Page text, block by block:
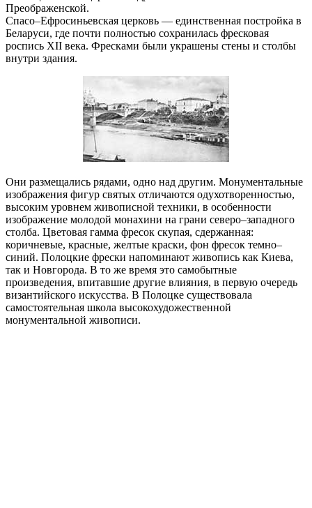
Преображенской.
Спасо–Ефросиньевская церковь — единственная постройка в
Беларуси, где почти полностью сохранилась фресковая
роспись XII века. Фресками были украшены стены и столбы
внутри здания.
Они размещались рядами, одно над другим. Монументальные
изображения фигур святых отличаются одухотворенностью,
высоким уровнем живописной техники, в особенности
изображение молодой монахини на грани северо–западного
столба. Цветовая гамма фресок скупая, сдержанная:
коричневые, красные, желтые краски, фон фресок темно–
синий. Полоцкие фрески напоминают живопись как Киева,
так и Новгорода. В то же время это самобытные
произведения, впитавшие другие влияния, в первую очередь
византийского искусства. В Полоцке существовала
самостоятельная школа высокохудожественной
монументальной живописи.